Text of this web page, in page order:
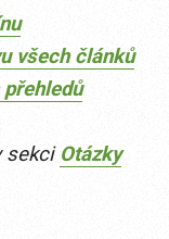
všech článků
sekci Otázky